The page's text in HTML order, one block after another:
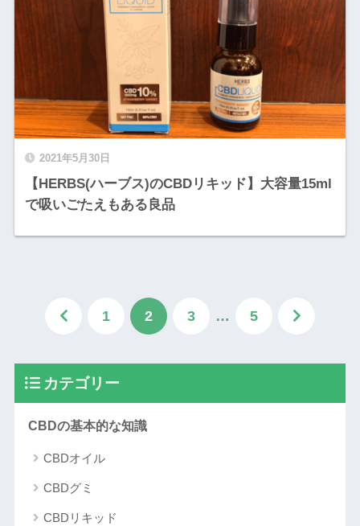
2021年5月30日
【HERBS(ハーブス)のCBDリキッド】大容量15ml
で吸いごたえもある良品
1 2 3 … 5
カテゴリー
CBDの基本的な知識
CBDオイル
CBDグミ
CBDリキッド